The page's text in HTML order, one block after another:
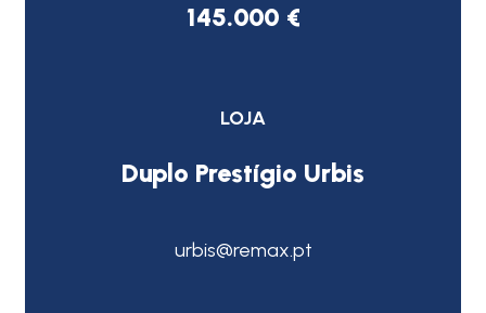
145.000 €
LOJA
Duplo Prestígio Urbis
urbis@remax.pt